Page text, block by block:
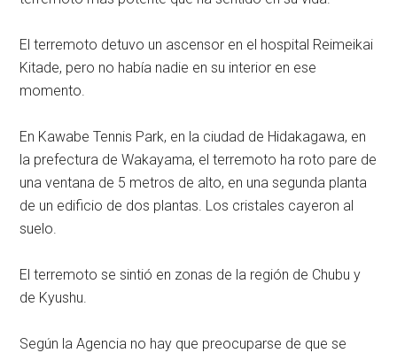
El terremoto detuvo un ascensor en el hospital Reimeikai
Kitade, pero no había nadie en su interior en ese
momento.
En Kawabe Tennis Park, en la ciudad de Hidakagawa, en
la prefectura de Wakayama, el terremoto ha roto pare de
una ventana de 5 metros de alto, en una segunda planta
de un edificio de dos plantas. Los cristales cayeron al
suelo.
El terremoto se sintió en zonas de la región de Chubu y
de Kyushu.
Según la Agencia no hay que preocuparse de que se